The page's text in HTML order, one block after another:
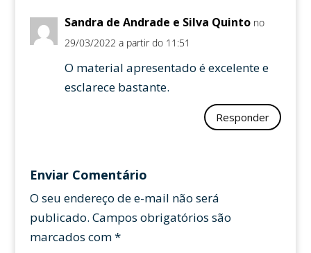
Sandra de Andrade e Silva Quinto no
29/03/2022 a partir do 11:51
O material apresentado é excelente e
esclarece bastante.
Responder
Enviar Comentário
O seu endereço de e-mail não será
publicado. Campos obrigatórios são
marcados com*